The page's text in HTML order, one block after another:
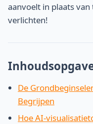
aanvoelt in plaats
verlichten!
De
Begrijpen
Hoe AI-